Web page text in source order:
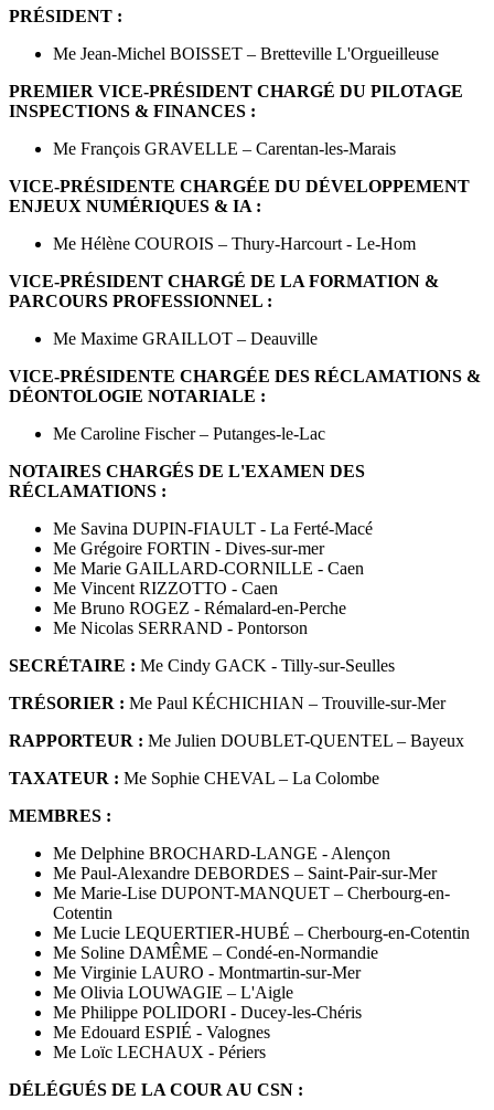
PRÉSIDENT :
Me Jean-Michel BOISSET – Bretteville L'Orgueilleuse
PREMIER VICE-PRÉSIDENT CHARGÉ DU PILOTAGE
INSPECTIONS & FINANCES :
Me François GRAVELLE – Carentan-les-Marais
VICE-PRÉSIDENTE CHARGÉE DU DÉVELOPPEMENT
ENJEUX NUMÉRIQUES & IA :
Me Hélène COUROIS – Thury-Harcourt - Le-Hom
VICE-PRÉSIDENT CHARGÉ DE LA FORMATION &
PARCOURS PROFESSIONNEL :
Me Maxime GRAILLOT – Deauville
VICE-PRÉSIDENTE CHARGÉE DES RÉCLAMATIONS &
DÉONTOLOGIE NOTARIALE :
Me Caroline Fischer – Putanges-le-Lac
NOTAIRES CHARGÉS DE L'EXAMEN DES
RÉCLAMATIONS :
Me Savina DUPIN-FIAULT - La Ferté-Macé
Me Grégoire FORTIN - Dives-sur-mer
Me Marie GAILLARD-CORNILLE - Caen
Me Vincent RIZZOTTO - Caen
Me Bruno ROGEZ - Rémalard-en-Perche
Me Nicolas SERRAND - Pontorson
SECRÉTAIRE : Me Cindy GACK - Tilly-sur-Seulles
TRÉSORIER : Me Paul KÉCHICHIAN – Trouville-sur-Mer
RAPPORTEUR : Me Julien DOUBLET-QUENTEL – Bayeux
TAXATEUR : Me Sophie CHEVAL – La Colombe
MEMBRES :
Me Delphine BROCHARD-LANGE - Alençon
Me Paul-Alexandre DEBORDES – Saint-Pair-sur-Mer
Me Marie-Lise DUPONT-MANQUET – Cherbourg-en-
Cotentin
Me Lucie LEQUERTIER-HUBÉ – Cherbourg-en-Cotentin
Me Soline DAMÊME – Condé-en-Normandie
Me Virginie LAURO - Montmartin-sur-Mer
Me Olivia LOUWAGIE – L'Aigle
Me Philippe POLIDORI - Ducey-les-Chéris
Me Edouard ESPIÉ - Valognes
Me Loïc LECHAUX - Périers
DÉLÉGUÉS DE LA COUR AU CSN :